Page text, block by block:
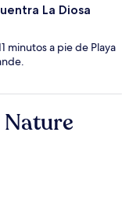
La Diosa
minutos a pie de Playa
Nature